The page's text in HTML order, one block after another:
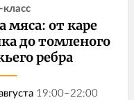
мяса: от каре
до томленого
ребра
19:00–22:00